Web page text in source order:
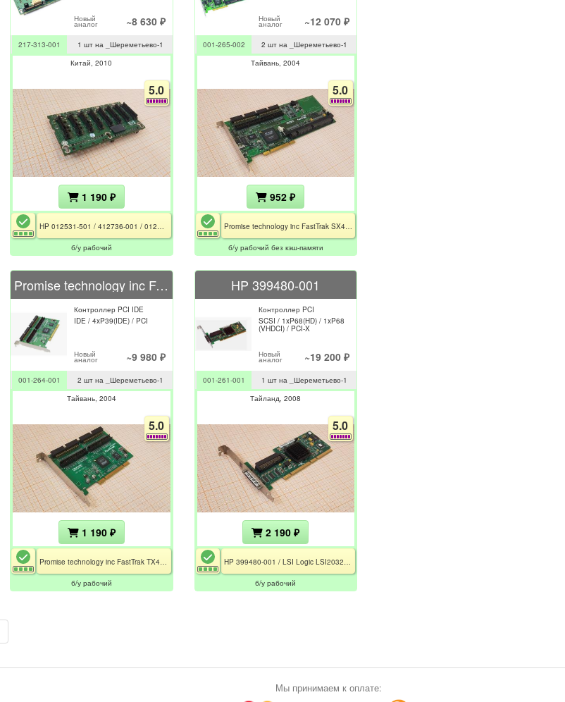
Новый
аналог ~8 630 ₽
217-313-001
1 шт на _Шереметьево-1
Китай 2010
5.0
1 190 ₽
б/у рабочий
Новый
аналог ~12 070 ₽
001-265-002
2 шт на _Шереметьево-1
Тайвань 2004
5.0
952 ₽
Promise technology inc FastTrak SX4060
б/у рабочий без кэш-памяти
Promise technology inc FastTrak TX4000
Контроллер PCI IDE
IDE / 4xP39(IDE) / PCI
Новый
аналог ~9 980 ₽
001-264-001
2 шт на _Шереметьево-1
Тайвань 2004
5.0
1 190 ₽
б/у рабочий
HP 399480-001
Контроллер PCI
SCSI / 1xP68(HD) / 1xP68
(VHDCI) / PCI-X
Новый
аналог ~19 200 ₽
001-261-001
1 шт на _Шереметьево-1
Тайланд 2008
5.0
2 190 ₽
б/у рабочий
Мы принимаем к оплате: